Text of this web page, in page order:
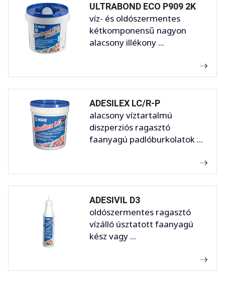
ULTRABOND ECO P909 2K
víz- és oldószermentes
kétkomponensű nagyon
alacsony illékony ...
ADESILEX LC/R-P
alacsony víztartalmú
diszperziós ragasztó
faanyagú padlóburkolatok ...
ADESIVIL D3
oldószermentes ragasztó
vízálló úsztatott faanyagú
kész vagy ...